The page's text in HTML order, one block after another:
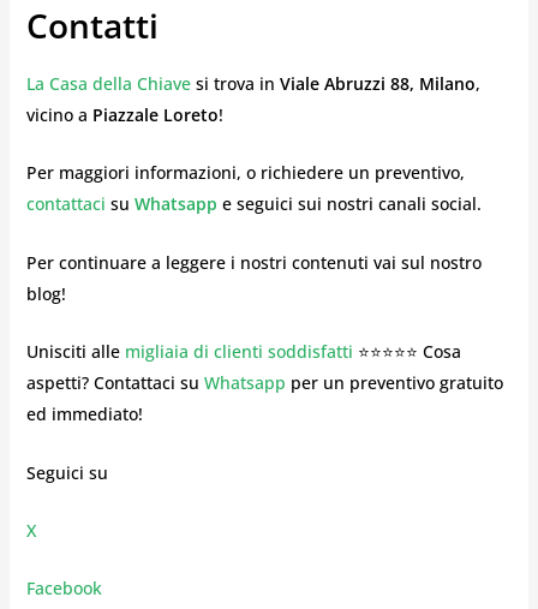
Contatti
La Casa della Chiavesi trova in Viale Abruzzi 88, Milano,
vicino a Piazzale Loreto!
Per maggiori informazioni, o richiedere un preventivo,
contattaci su Whatsapp e seguici sui nostri canali social.
Per continuare a leggere i nostri contenuti vai sul nostro
blog!
Unisciti alle migliaia di clienti soddisfatti ⭐⭐⭐⭐⭐ Cosa
aspetti? Contattaci su Whatsapp per un preventivo gratuito
ed immediato!
Seguici su
X
Facebook